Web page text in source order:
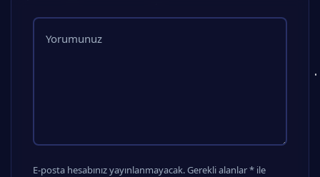
E-posta hesabınız yayınlanmayacak. Gerekli alanlar * ile